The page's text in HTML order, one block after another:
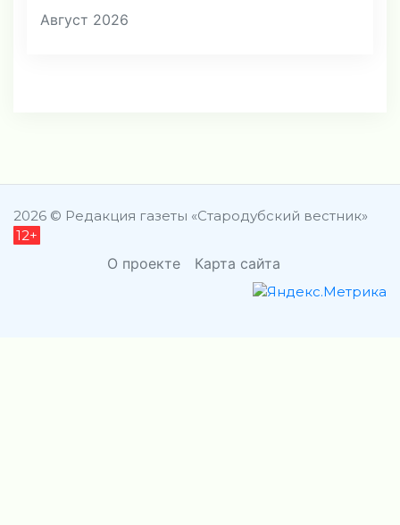
Август 2026
2026 © Редакция газеты «Стародубский вестник»
12+
О проекте Карта сайта